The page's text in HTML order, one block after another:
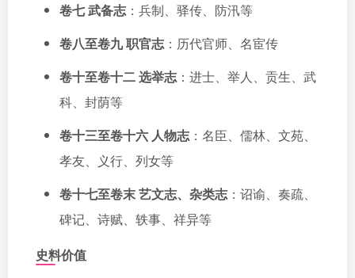
卷七 武备志：兵制、驿传、防汛等
卷八至卷九 职官志：历代官师、名宦传
卷十至卷十二 选举志：进士、举人、贡生、武
科、封荫等
卷十三至卷十六 人物志：名臣、儒林、文苑、
孝友、义行、列女等
卷十七至卷末 艺文志、杂类志：诏谕、奏疏、
碑记、诗赋、轶事、祥异等
史料价值